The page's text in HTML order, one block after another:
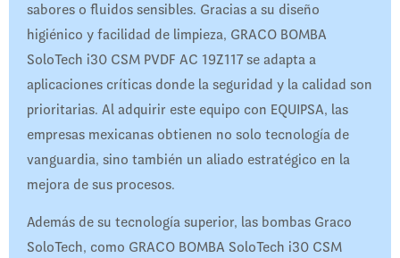
sabores o fluidos sensibles. Gracias a su diseño
higiénico y facilidad de limpieza, GRACO BOMBA
SoloTech i30 CSM PVDF AC 19Z117 se adapta a
aplicaciones críticas donde la seguridad y la calidad son
prioritarias. Al adquirir este equipo con EQUIPSA, las
empresas mexicanas obtienen no solo tecnología de
vanguardia, sino también un aliado estratégico en la
mejora de sus procesos.
Además de su tecnología superior, las bombas Graco
SoloTech, como GRACO BOMBA SoloTech i30 CSM